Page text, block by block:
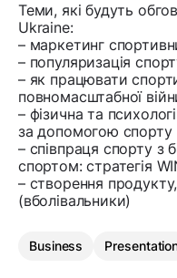
Теми, які будуть
Ukraine:
– маркетинг
– популяризація
– як працювати
повномасштабної
– фізична та
за допомогою спорту
– співпраця спорту з
спортом: стратегія
– створення
(вболівальники)
Business